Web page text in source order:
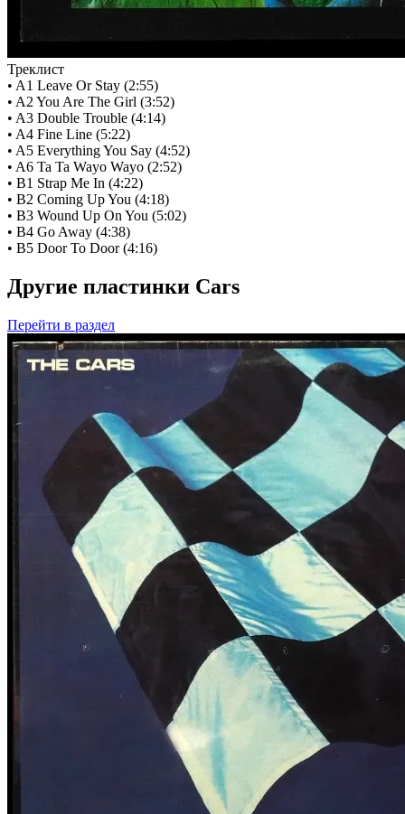
Треклист
• A1 Leave Or Stay (2:55)
• A2 You Are The Girl (3:52)
• A3 Double Trouble (4:14)
• A4 Fine Line (5:22)
• A5 Everything You Say (4:52)
• A6 Ta Ta Wayo Wayo (2:52)
• B1 Strap Me In (4:22)
• B2 Coming Up You (4:18)
• B3 Wound Up On You (5:02)
• B4 Go Away (4:38)
• B5 Door To Door (4:16)
Другие пластинки Cars
Перейти в раздел